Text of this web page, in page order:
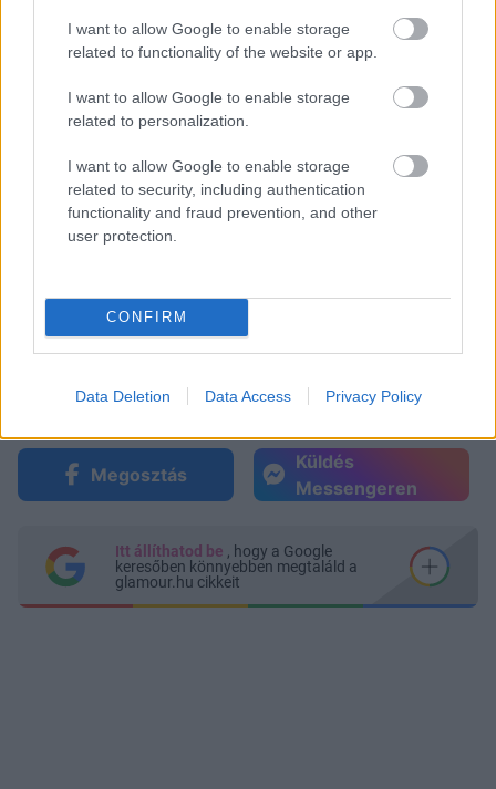
I want to allow Google to enable storage
related to functionality of the website or app.
I want to allow Google to enable storage
related to personalization.
I want to allow Google to enable storage
related to security, including authentication
functionality and fraud prevention, and other
user protection.
CONFIRM
Data Deletion Data Access Privacy Policy
kínozni őket.
az év egyik legjobban várt filmje lesz,
divatrajongóknak egészen biztosan!
Megosztás
Küldés
Messengeren
Itt állíthatod be , hogy a Google
keresőben könnyebben megtaláld a
glamour.hu cikkeit